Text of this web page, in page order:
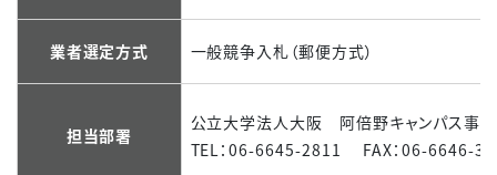
業者選定方式 一般競争入札（郵便方式）
担当部署
公立大学法人大阪 阿倍野キャンパス事
TEL：06-6645-2811 FAX：06-6646-